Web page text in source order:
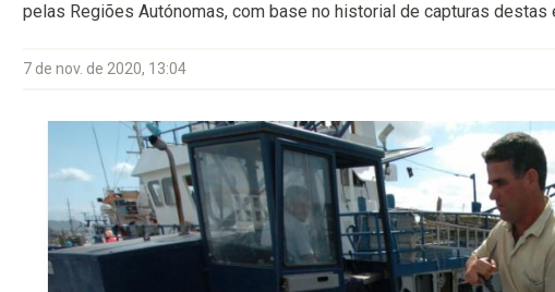
pelas Regiões Autónomas, com base no historial de capturas destas
7 de nov. de 2020, 13:04